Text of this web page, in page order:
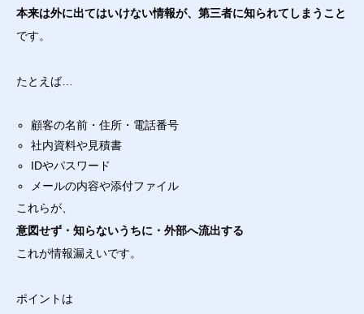
本来は外に出てはいけない情報が、第三者に知られてしまうこと
です。
たとえば…
顧客の名前・住所・電話番号
社内資料や見積書
IDやパスワード
メールの内容や添付ファイル
これらが、
意図せず・知らないうちに・外部へ流出する
これが情報漏えいです。
ポイントは